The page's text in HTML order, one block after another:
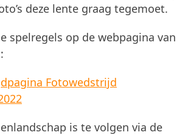
deze lente graag tegemoet.
spelregels op de webpagina van
Fotowedstrijd
is te volgen via de